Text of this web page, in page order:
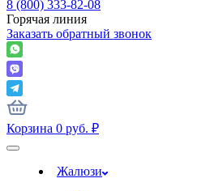
8 (800) 333-82-08
Горячая линия
Заказать обратный звонок
Корзина 0 руб. ₽
Жалюзи